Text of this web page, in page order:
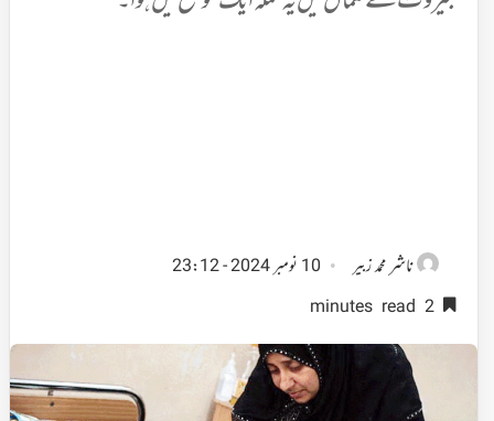
ناشرمحمد زبیر
10 نومبر 2024 - 23:12
2 minutes read